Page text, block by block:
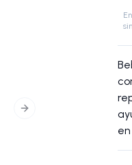
Next slide